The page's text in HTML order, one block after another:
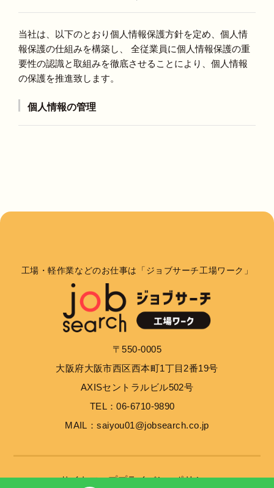
当社は、以下のとおり個人情報保護方針を定め、個人情
報保護の仕組みを構築し、 全従業員に個人情報保護の重
要性の認識と取組みを徹底させることにより、個人情報
の保護を推進致します。
個人情報の管理
当社は、お客さまの個人情報を正確かつ最新の状態に
連絡や業務のご案内やご質問に対する回答として、電
子メールや資料のご送付に利用いたします。
個人情報の第三者への開示・提供の禁止
管理し、次のいずれかに該当する場合を除き、個人情
報を第三者に開示いたしません。 お客さまの同意が
ある場合 お客さまが希望されるサービスを行なうた
工場・軽作業などのお仕事は「ジョブサーチ工場ワーク」
〒550-0005
大阪府大阪市西区西本町1丁目2番19号
AXISセントラルビル502号
TEL：06-6710-9890
MAIL：saiyou01@jobsearch.co.jp
サイトマッププライバシーポリシー